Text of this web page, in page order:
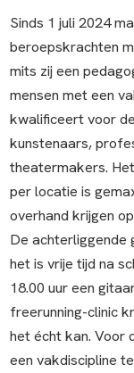
Sinds 1 juli 2024
beroepskrachten
mits zij een
mensen met een
kwalificeert voor
kunstenaars,
theatermakers.
per locatie is
overhand krijgen
De achterliggende
het is vrije tijd na
18.00 uur een
freerunning-clinic
het écht kan. Voor
een vakdiscipline